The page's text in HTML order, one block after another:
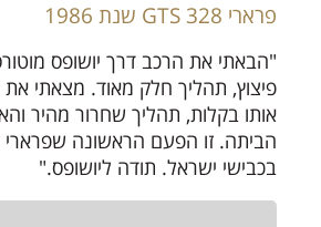
פרארי GTS 328 שנת 1986
"הבאתי את הרכב דרך יושופס
פיצוץ, תהליך חלק מאוד. מצאתי את
אותו בקלות, תהליך שחרור מהיר
בכבישי ישראל. תודה ליושופס."